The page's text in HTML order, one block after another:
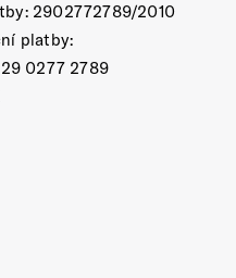
2902772789/2010
platby:
0277 2789